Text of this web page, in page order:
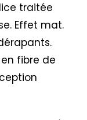
traitée
Effet mat.
fibre de